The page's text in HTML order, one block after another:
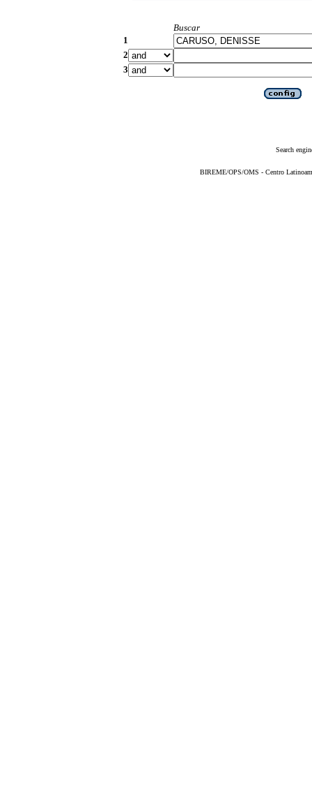
Buscar
1
2
3
Search
BIREME/OPS/OMS - Centro